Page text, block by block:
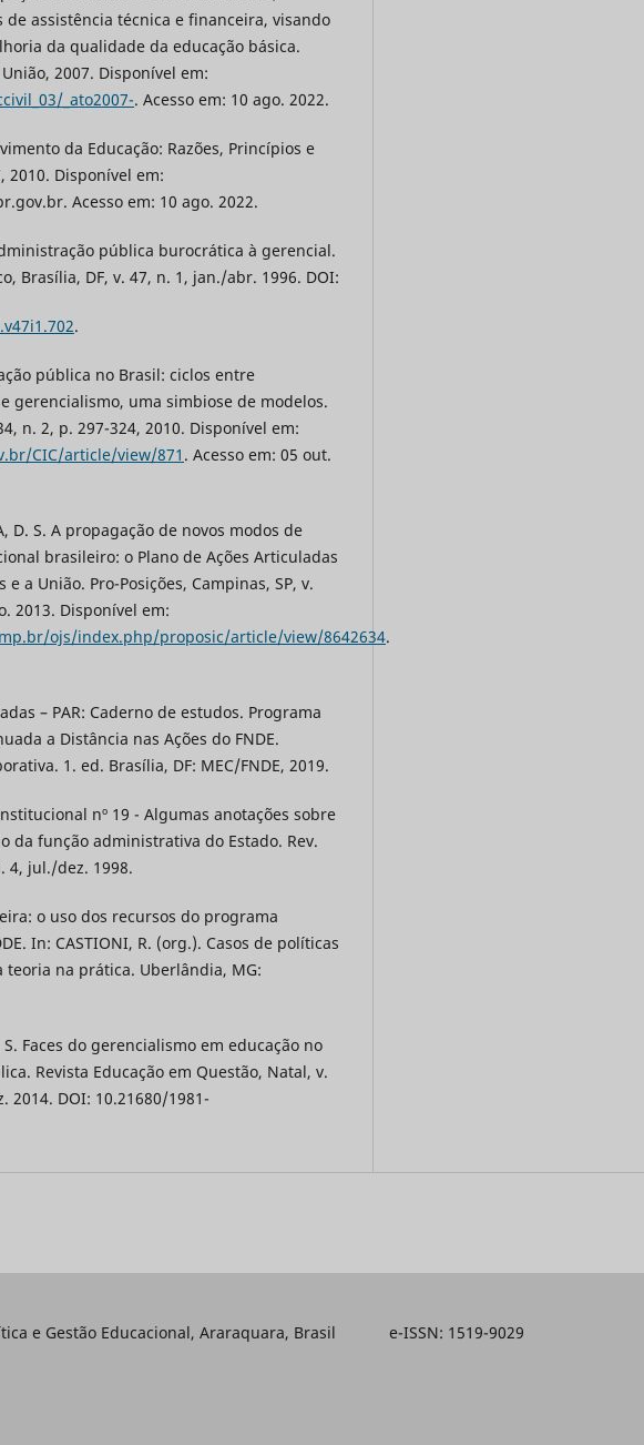
assistência técnica e financeira, visando
da qualidade da educação básica.
2007. Disponível em:
_ato2007-. Acesso em: 10 ago. 2022.
da Educação: Razões, Princípios e
2010. Disponível em:
Acesso em: 10 ago. 2022.
administração pública burocrática à gerencial.
Brasília, DF, v. 47, n. 1, jan./abr. 1996. DOI:
.
pública no Brasil: ciclos entre
gerencialismo, uma simbiose de modelos.
n. 2, p. 297-324, 2010. Disponível em:
CIC/article/view/871 . Acesso em: 05 out.
D. S. A propagação de novos modos de
brasileiro: o Plano de Ações Articuladas
a União. Pro-Posições, Campinas, SP, v.
2013. Disponível em:
ojs/index.php/proposic/article/view/8642634.
– PAR: Caderno de estudos. Programa
a Distância nas Ações do FNDE.
1. ed. Brasília, DF: MEC/FNDE, 2019.
nº 19 - Algumas anotações sobre
da função administrativa do Estado. Rev.
4, jul./dez. 1998.
o uso dos recursos do programa
In: CASTIONI, R. (org.). Casos de políticas
teoria na prática. Uberlândia, MG:
S. Faces do gerencialismo em educação no
Revista Educação em Questão, Natal, v.
2014. DOI: 10.21680/1981-
e Gestão Educacional, Araraquara, Brasil e-ISSN: 1519-9029